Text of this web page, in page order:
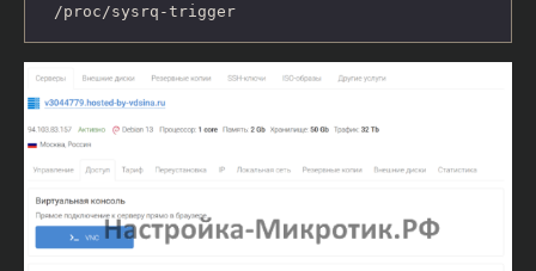
/proc/sysrq-trigger